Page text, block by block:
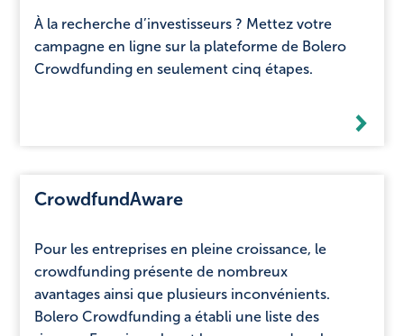
À la recherche d’investisseurs ? Mettez votre
campagne en ligne sur la plateforme de Bolero
Crowdfunding en seulement cinq étapes.
CrowdfundAware
Pour les entreprises en pleine croissance, le
crowdfunding présente de nombreux
avantages ainsi que plusieurs inconvénients.
Bolero Crowdfunding a établi une liste des